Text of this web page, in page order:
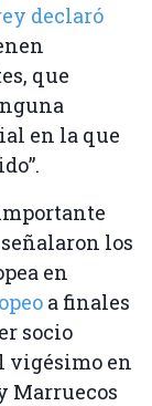
declaró
que
en la que
los
en
a finales
socio
vigésimo en
Marruecos